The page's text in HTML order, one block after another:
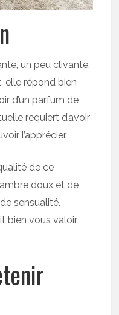
un peu clivante.
elle répond bien
d’un parfum de
requiert d’avoir
l’apprécier.
de ce
doux et de
sensualité.
bien vous valoir